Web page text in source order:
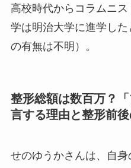
高校時代からコラムニ
学は明治大学に進学し
の有無は不明）。
整形総額は数百万？
言する理由と整形前
せのゆうかさんは、自